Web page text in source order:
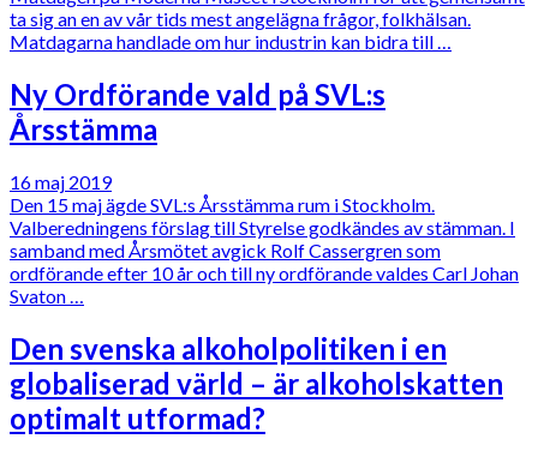
ta sig an en av vår tids mest angelägna frågor, folkhälsan.
Matdagarna handlade om hur industrin kan bidra till …
Ny Ordförande vald på SVL:s
Årsstämma
16 maj 2019
Den 15 maj ägde SVL:s Årsstämma rum i Stockholm.
Valberedningens förslag till Styrelse godkändes av stämman. I
samband med Årsmötet avgick Rolf Cassergren som
ordförande efter 10 år och till ny ordförande valdes Carl Johan
Svaton …
Den svenska alkoholpolitiken i en
globaliserad värld – är alkoholskatten
optimalt utformad?